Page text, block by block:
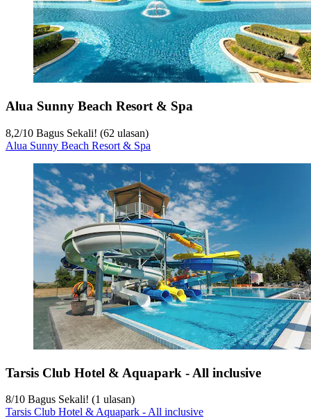
Alua Sunny Beach Resort & Spa
8,2/10 Bagus Sekali! (62 ulasan)
Alua Sunny Beach Resort & Spa
Tarsis Club Hotel & Aquapark - All inclusive
8/10 Bagus Sekali! (1 ulasan)
Tarsis Club Hotel & Aquapark - All inclusive